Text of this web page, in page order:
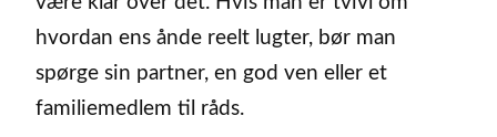
hvordan ens ånde reelt lugter, bør man
spørge sin partner, en god ven eller et
familiemedlem til råds.